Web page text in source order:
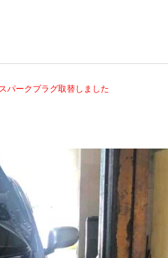
パークプラグ取替しました